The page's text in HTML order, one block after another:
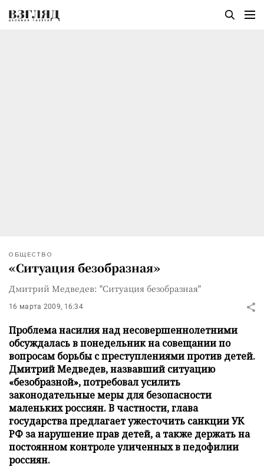
ОБЩЕСТВО
«Ситуация безобразная»
Дмитрий Медведев: "Ситуация безобразная"
16 марта 2009, 16:34
Проблема насилия над несовершеннолетними
обсуждалась в понедельник на совещании по
вопросам борьбы с преступлениями против детей.
Дмитрий Медведев, назвавший ситуацию
«безобразной», потребовал усилить
законодательные меры для безопасности
маленьких россиян. В частности, глава
государства предлагает ужесточить санкции УК
РФ за нарушение прав детей, а также держать на
постоянном контроле уличенных в педофилии
россиян.